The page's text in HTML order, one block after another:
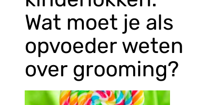
Wat moet je als
opvoeder weten
over grooming?